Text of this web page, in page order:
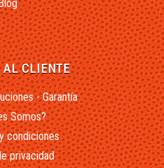
CLIENTE
- Garantía
Somos?
condiciones
privacidad